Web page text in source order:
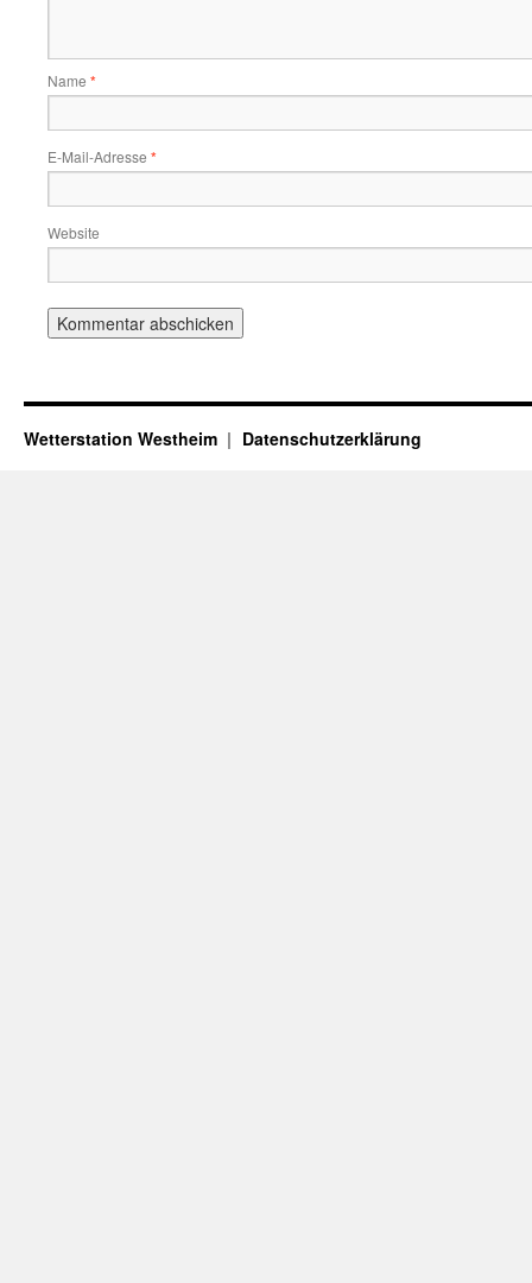
Name *
E-Mail-Adresse *
Website
Wetterstation Westheim Datenschutzerklärung